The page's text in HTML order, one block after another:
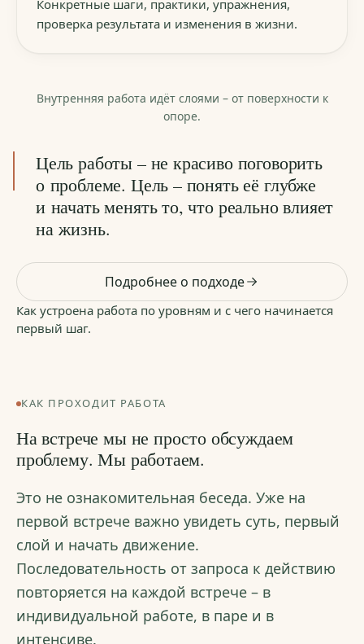
Конкретные шаги, практики, упражнения,
проверка результата и изменения в жизни.
Внутренняя работа идёт слоями – от поверхности к
опоре.
Цель работы – не красиво поговорить
о проблеме. Цель – понять её глубже
и начать менять то, что реально влияет
на жизнь.
Подробнее о подходе
Как устроена работа по уровням и с чего начинается
первый шаг.
КАК ПРОХОДИТ РАБОТА
На встрече мы не просто обсуждаем
проблему. Мы работаем.
Это не ознакомительная беседа. Уже на
первой встрече важно увидеть суть, первый
слой и начать движение.
Последовательность от запроса к действию
повторяется на каждой встрече – в
индивидуальной работе, в паре и в
интенсиве.